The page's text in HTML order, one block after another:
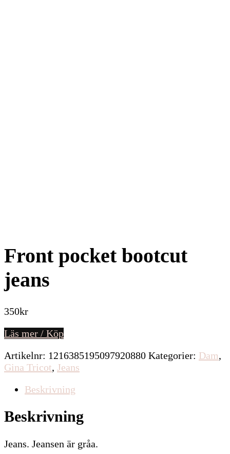
Front pocket bootcut
jeans
350kr
Läs mer / Köp
Artikelnr: 1216385195097920880 Kategorier: Dam,
Gina Tricot, Jeans
Beskrivning
Beskrivning
Jeans. Jeansen är gråa.